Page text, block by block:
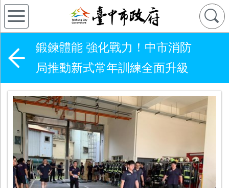
鍛鍊體能 強化戰力！中市消防
局推動新式常年訓練全面升級